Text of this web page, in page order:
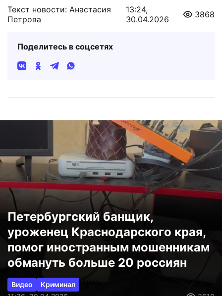
Текст новости: Анастасия
Петрова
13:24,
30.04.2026
3868
Поделитесь в соцсетях
Петербургский банщик,
уроженец Краснодарского края,
помог иностранным мошенникам
обмануть больше 20 россиян
Видео
Криминал